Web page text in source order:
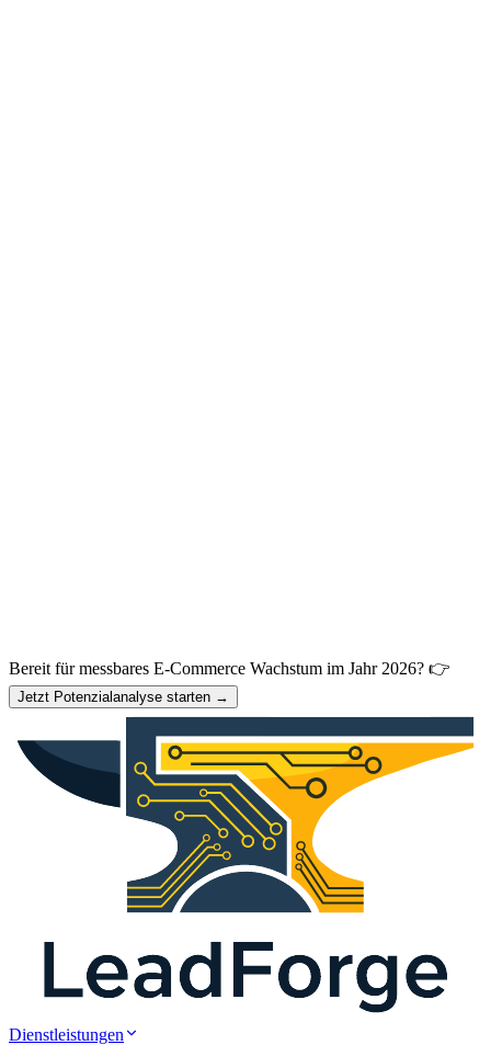
Bereit für messbares E-Commerce Wachstum im Jahr 2026? 👉
Jetzt Potenzialanalyse starten →
Dienstleistungen